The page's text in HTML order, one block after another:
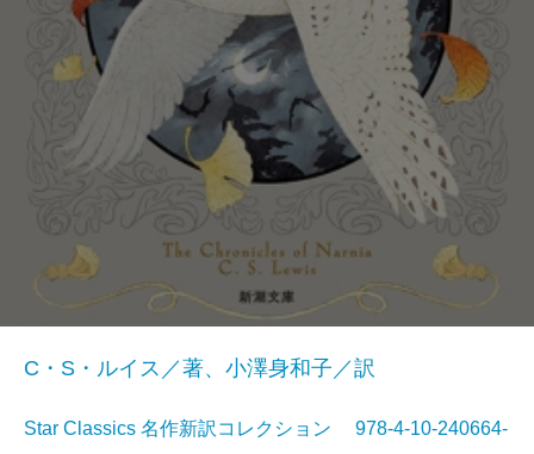
C・S・ルイス／著、小澤身和子／訳
Star Classics 名作新訳コレクション 978-4-10-240664-